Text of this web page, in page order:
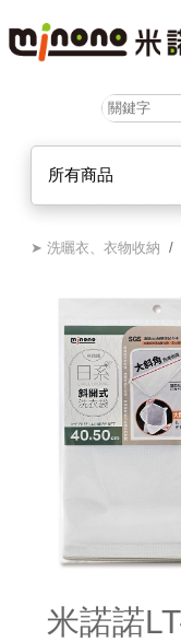
所有商品
➤ 洗曬衣、衣物收納
米諾諾